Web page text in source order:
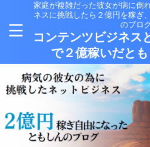
家庭が複雑だった彼女が病に倒
ネスに挑戦したら２億円を稼ぎ
のブロ
コンテンツビジネス
で２億稼いだと